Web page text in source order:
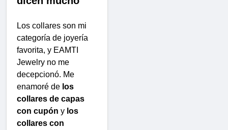
Los collares son mi
categoría de joyería
favorita, y EAMTI
Jewelry no me
decepcionó. Me
enamoré de los
collares de capas
con cupón y los
collares con